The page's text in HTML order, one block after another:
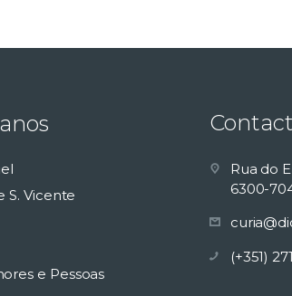
S. Vicente
e Pessoas
Rua do
6300-
(+351)